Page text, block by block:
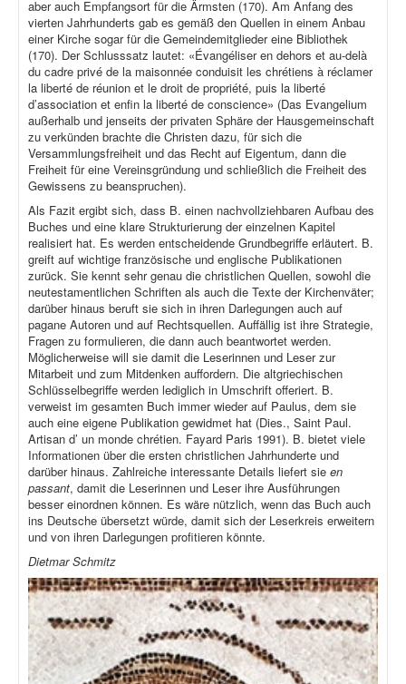
aber auch Empfangsort für die Ärmsten (170). Am Anfang des
vierten Jahrhunderts gab es gemäß den Quellen in einem Anbau
einer Kirche sogar für die Gemeindemitglieder eine Bibliothek
(170). Der Schlusssatz lautet: «Évangéliser en dehors et au-delà
du cadre privé de la maisonnée conduisit les chrétiens à réclamer
la liberté de réunion et le droit de propriété, puis la liberté
d’association et enfin la liberté de conscience» (Das Evangelium
außerhalb und jenseits der privaten Sphäre der Hausgemeinschaft
zu verkünden brachte die Christen dazu, für sich die
Versammlungsfreiheit und das Recht auf Eigentum, dann die
Freiheit für eine Vereinsgründung und schließlich die Freiheit des
Gewissens zu beanspruchen).
Als Fazit ergibt sich, dass B. einen nachvollziehbaren Aufbau des
Buches und eine klare Strukturierung der einzelnen Kapitel
realisiert hat. Es werden entscheidende Grundbegriffe erläutert. B.
greift auf wichtige französische und englische Publikationen
zurück. Sie kennt sehr genau die christlichen Quellen, sowohl die
neutestamentlichen Schriften als auch die Texte der Kirchenväter;
darüber hinaus beruft sie sich in ihren Darlegungen auch auf
pagane Autoren und auf Rechtsquellen. Auffällig ist ihre Strategie,
Fragen zu formulieren, die dann auch beantwortet werden.
Möglicherweise will sie damit die Leserinnen und Leser zur
Mitarbeit und zum Mitdenken auffordern. Die altgriechischen
Schlüsselbegriffe werden lediglich in Umschrift offeriert. B.
verweist im gesamten Buch immer wieder auf Paulus, dem sie
auch eine eigene Publikation gewidmet hat (Dies., Saint Paul.
Artisan d’ un monde chrétien. Fayard Paris 1991). B. bietet viele
Informationen über die ersten christlichen Jahrhunderte und
darüber hinaus. Zahlreiche interessante Details liefert sie en
passant, damit die Leserinnen und Leser ihre Ausführungen
besser einordnen können. Es wäre nützlich, wenn das Buch auch
ins Deutsche übersetzt würde, damit sich der Leserkreis erweitern
und von ihren Darlegungen profitieren könnte.
Dietmar Schmitz